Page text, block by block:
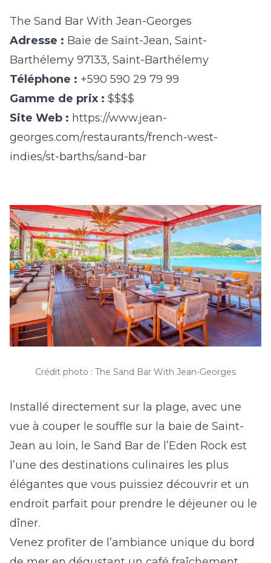
The Sand Bar With Jean-Georges
Adresse : Baie de Saint-Jean, Saint-
Barthélemy 97133, Saint-Barthélemy
Téléphone : +590 590 29 79 99
Gamme de prix : $$$$
Site Web : https://www.jean-
georges.com/restaurants/french-west-
indies/st-barths/sand-bar
Crédit photo : The Sand Bar With Jean-Georges
Installé directement sur la plage, avec une
vue à couper le souffle sur la baie de Saint-
Jean au loin, le Sand Bar de l’Eden Rock est
l’une des destinations culinaires les plus
élégantes que vous puissiez découvrir et un
endroit parfait pour prendre le déjeuner ou le
dîner.
Venez profiter de l’ambiance unique du bord